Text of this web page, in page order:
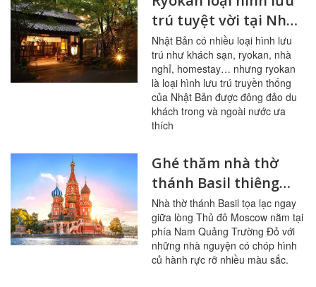
trú tuyệt vời tại Nhật
Bản, đừng bỏ lỡ
Nhật Bản có nhiều loại hình lưu
trú như khách sạn, ryokan, nhà
nghỉ, homestay… nhưng ryokan
là loại hình lưu trú truyền thống
của Nhật Bản được đông đảo du
khách trong và ngoài nước ưa
thích
Ghé thăm nhà thờ
thánh Basil thiêng
liêng ở Nga
Nhà thờ thánh Basil tọa lạc ngay
giữa lòng Thủ đô Moscow nằm tại
phía Nam Quảng Trường Đỏ với
những nhà nguyện có chóp hình
củ hành rực rỡ nhiều màu sắc.